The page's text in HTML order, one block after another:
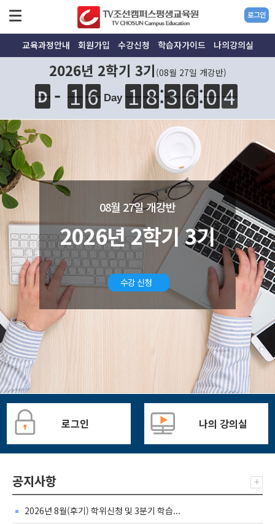
로그인
교육과정안내 회원가입 수강신청 학습자가이드 나의강의실
2026년 2학기 3기 (08월 27일 개강반)
D - Day
1
1 6
6 1
1 8
8:3
3 6
6:0
0
0 4
4
4
08월 27일 개강반
2026년 2학기 3기
수강 신청
로그인 나의 강의실
공지사항 +
2026년 8월(후기) 학위신청 및 3분기 학습...